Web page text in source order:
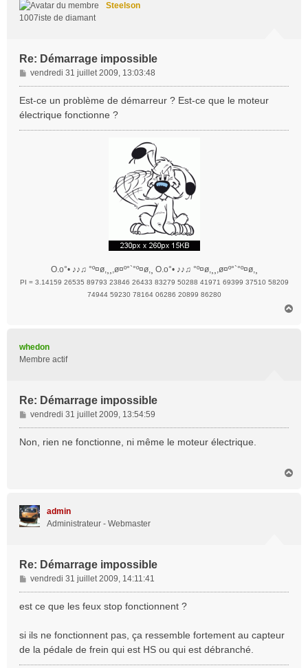
Steelson
1007iste de diamant
Re: Démarrage impossible
M
e
s
vendredi 31 juillet 2009, 13:03:48
Est-ce un problème de démarreur ? Est-ce que le moteur
électrique fonctionne ?
O.o°• ♪♪♫ °º¤ø,¸¸,ø¤º°`°º¤ø,¸ O.o°• ♪♪♫ °º¤ø,¸¸,ø¤º°`°º¤ø,¸
PI = 3.14159 26535 89793 23846 26433 83279 50288 41971 69399 37510 58209
74944 59230 78164 06286 20899 86280
whedon
Membre actif
Re: Démarrage impossible
M
e
s
vendredi 31 juillet 2009, 13:54:59
Non, rien ne fonctionne, ni même le moteur électrique.
admin
Administrateur - Webmaster
Re: Démarrage impossible
M
e
s
g
e
vendredi 31 juillet 2009, 14:11:41
est ce que les feux stop fonctionnent ?
si ils ne fonctionnent pas, ça ressemble fortement au capteur
de la pédale de frein qui est HS ou qui est débranché.